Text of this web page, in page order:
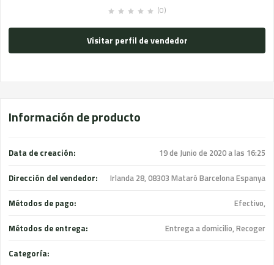
(0)
Visitar perfil de vendedor
Información de producto
Data de creación: 19 de Junio de 2020 a las 16:25
Dirección del vendedor: Irlanda 28, 08303 Mataró Barcelona Espanya
Métodos de pago: Efectivo,
Métodos de entrega: Entrega a domicilio, Recoger
Categoría: